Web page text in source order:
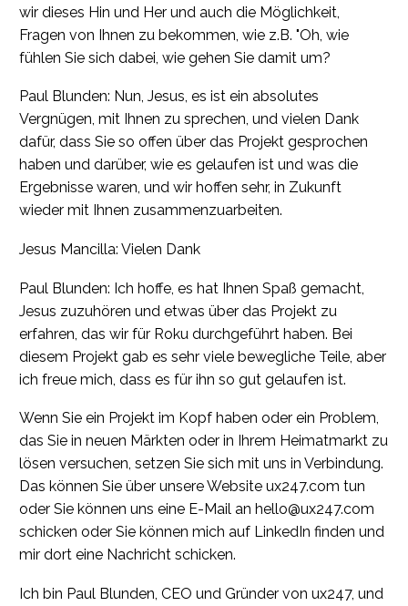
wir dieses Hin und Her und auch die Möglichkeit,
Fragen von Ihnen zu bekommen, wie z.B. "Oh, wie
fühlen Sie sich dabei, wie gehen Sie damit um?
Paul Blunden: Nun, Jesus, es ist ein absolutes
Vergnügen, mit Ihnen zu sprechen, und vielen Dank
dafür, dass Sie so offen über das Projekt gesprochen
haben und darüber, wie es gelaufen ist und was die
Ergebnisse waren, und wir hoffen sehr, in Zukunft
wieder mit Ihnen zusammenzuarbeiten.
Jesus Mancilla: Vielen Dank
Paul Blunden: Ich hoffe, es hat Ihnen Spaß gemacht,
Jesus zuzuhören und etwas über das Projekt zu
erfahren, das wir für Roku durchgeführt haben. Bei
diesem Projekt gab es sehr viele bewegliche Teile, aber
ich freue mich, dass es für ihn so gut gelaufen ist.
Wenn Sie ein Projekt im Kopf haben oder ein Problem,
das Sie in neuen Märkten oder in Ihrem Heimatmarkt zu
lösen versuchen, setzen Sie sich mit uns in Verbindung.
Das können Sie über unsere Website ux247.com tun
oder Sie können uns eine E-Mail an hello@ux247.com
schicken oder Sie können mich auf LinkedIn finden und
mir dort eine Nachricht schicken.
Ich bin Paul Blunden, CEO und Gründer von ux247, und